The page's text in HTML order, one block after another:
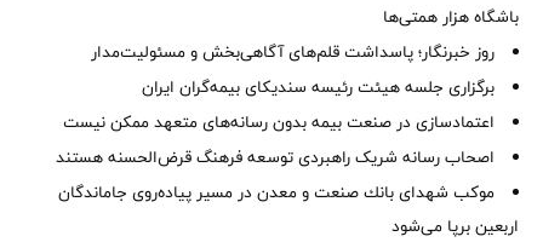
باشگاه هزار همتی‌ها
روز خبرنگار؛ پاسداشت قلم‌های آگاهی‌بخش و مسئولیت‌مدار
برگزاری جلسه هیئت رئیسه سندیکای بیمه‌گران ایران
اعتمادسازی در صنعت بیمه بدون رسانه‌های متعهد ممکن نیست
اصحاب رسانه شریک راهبردی توسعه فرهنگ قرض‌الحسنه هستند
موكب شهدای بانك صنعت و معدن در مسیر پیاده‌روی جاماندگان
اربعین برپا می‌شود